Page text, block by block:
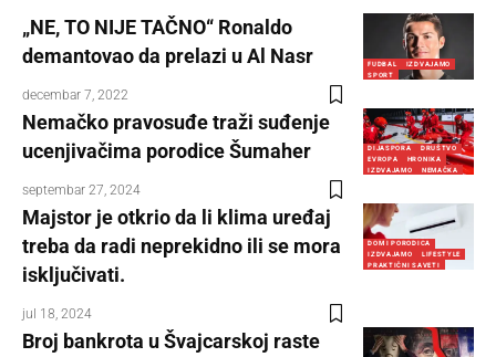
FUDBAL
IZDVAJAMO
SPORT
„NE, TO NIJE TAČNO“ Ronaldo
demantovao da prelazi u Al Nasr
decembar 7, 2022
DIJASPORA
DRUŠTVO
EVROPA
HRONIKA
IZDVAJAMO
NEMAČKA
Nemačko pravosuđe traži suđenje
ucenjivačima porodice Šumaher
septembar 27, 2024
DOM I PORODICA
IZDVAJAMO
LIFESTYLE
PRAKTIČNI SAVETI
Majstor je otkrio da li klima uređaj
treba da radi neprekidno ili se mora
isključivati.
jul 18, 2024
Broj bankrota u Švajcarskoj raste